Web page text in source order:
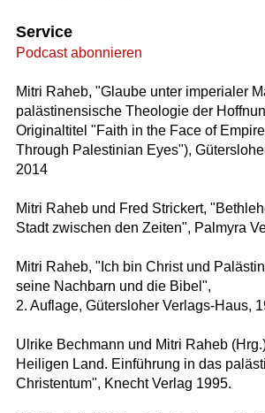
Service
Podcast abonnieren
Mitri Raheb, "Glaube unter imperialer
palästinensische Theologie der
Originaltitel "Faith in the Face of
Through Palestinian Eyes"),
2014
Mitri Raheb und Fred Strickert,
Stadt zwischen den Zeiten", Palmyra
Mitri Raheb, "Ich bin Christ und
seine Nachbarn und die Bibel",
2. Auflage, Gütersloher Verlags-Haus,
Ulrike Bechmann und Mitri Raheb
Heiligen Land. Einführung in das
Christentum", Knecht Verlag 1995.